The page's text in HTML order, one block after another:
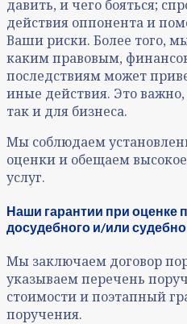
давить, и чего бояться;
действия оппонента и
Ваши риски. Более того,
каким правовым,
последствиям может
иные действия. Это
так и для бизнеса.
Мы соблюдаем
оценки и обещаем
услуг.
Наши гарантии при оценке
досудебного и/или
Мы заключаем договор
указываем перечень
стоимости и поэтапный
поручения.